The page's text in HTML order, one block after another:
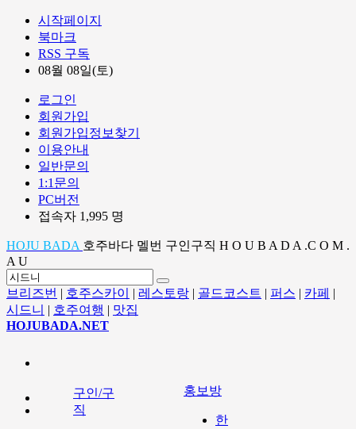
시작페이지
북마크
RSS 구독
08월 08일(토)
로그인
회원가입
회원가입정보찾기
이용안내
일반문의
1:1문의
PC버전
접속자 1,995 명
HOJU BADA 호주바다 멜번 구인구직 H O U B A D A .C O M .
A U
브리즈번 | 호주스카이 | 레스토랑 | 골드코스트 | 퍼스 | 카페 |
시드니 | 호주여행 | 맛집
HOJUBADA.NET
구인/구
직
홍보방
한